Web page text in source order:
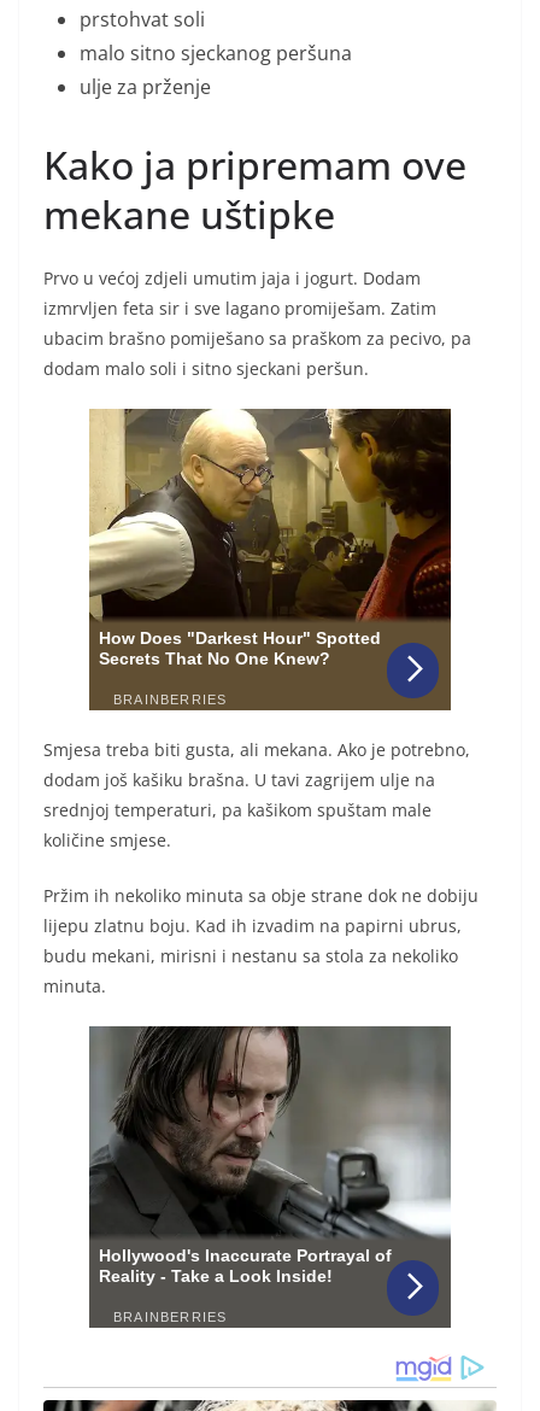
prstohvat soli
malo sitno sjeckanog peršuna
ulje za prženje
Kako ja pripremam ove
mekane uštipke
Prvo u većoj zdjeli umutim jaja i jogurt. Dodam
izmrvljen feta sir i sve lagano promiješam. Zatim
ubacim brašno pomiješano sa praškom za pecivo, pa
dodam malo soli i sitno sjeckani peršun.
Smjesa treba biti gusta, ali mekana. Ako je potrebno,
dodam još kašiku brašna. U tavi zagrijem ulje na
srednjoj temperaturi, pa kašikom spuštam male
količine smjese.
Pržim ih nekoliko minuta sa obje strane dok ne dobiju
lijepu zlatnu boju. Kad ih izvadim na papirni ubrus,
budu mekani, mirisni i nestanu sa stola za nekoliko
minuta.